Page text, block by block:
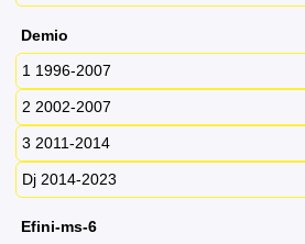
Demio
1 1996-2007
2 2002-2007
3 2011-2014
Dj 2014-2023
Efini-ms-6